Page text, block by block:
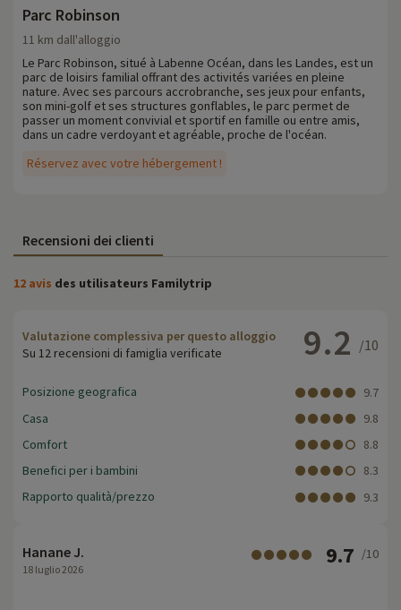
Parc Robinson
Réservez avec votre hébergement !
11 km dall'alloggio
Le Parc Robinson, situé à Labenne Océan, dans les Landes, est un
parc de loisirs familial offrant des activités variées en pleine
nature. Avec ses parcours accrobranche, ses jeux pour enfants,
son mini-golf et ses structures gonflables, le parc permet de
passer un moment convivial et sportif en famille ou entre amis,
dans un cadre verdoyant et agréable, proche de l'océan.
Recensioni dei clienti
12 avis des utilisateurs Familytrip
Valutazione complessiva per questo alloggio
Su 12 recensioni di famiglia verificate
9.2 /10
Posizione geografica
9.7
Casa
9.8
Comfort
8.8
Benefici per i bambini
8.3
Rapporto qualità/prezzo
9.3
Hanane J.
18 luglio 2026
9.7 /10